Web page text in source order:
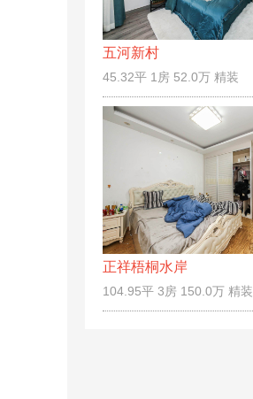
五河新村
45.32平 1房 52.0万 精装
正祥梧桐水岸
104.95平 3房 150.0万 精装